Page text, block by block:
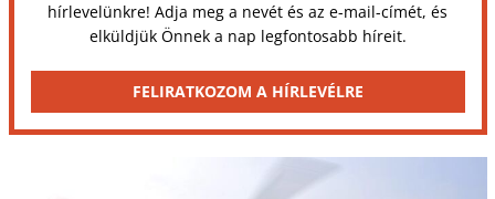
hírlevelünkre! Adja meg a nevét és az e-mail-címét, és
elküldjük Önnek a nap legfontosabb híreit.
FELIRATKOZOM A HÍRLEVÉLRE